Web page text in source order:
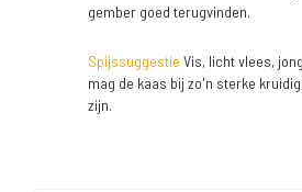
gember goed terugvinden.
Spijssuggestie Vis, licht vlees,
mag de kaas bij zo'n sterke
zijn.